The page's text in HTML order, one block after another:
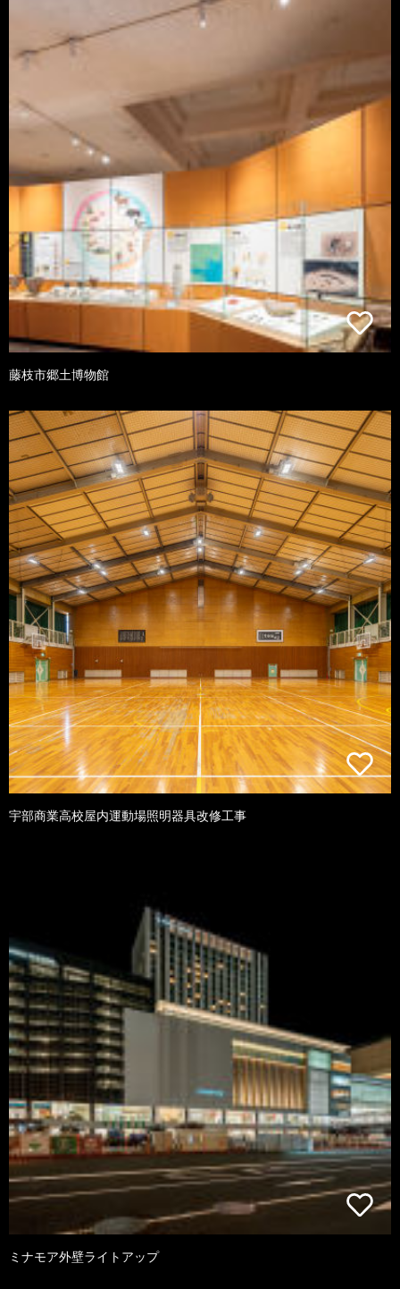
藤枝市郷土博物館
宇部商業高校屋内運動場照明器具改修工事
ミナモア外壁ライトアップ